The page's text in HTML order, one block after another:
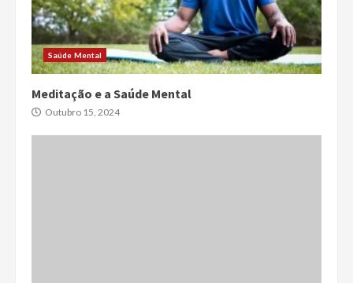
Saúde Mental
Meditação e a Saúde Mental
Outubro 15, 2024